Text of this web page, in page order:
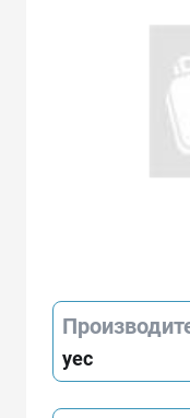
yec